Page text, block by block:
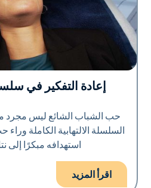
صحة الجلد
إعادة التفكير في
حب الشباب الشائع ليس مجرد
السلسلة الالتهابية الكاملة
استهدافه مبكرًا إلى
اقرأ المزيد